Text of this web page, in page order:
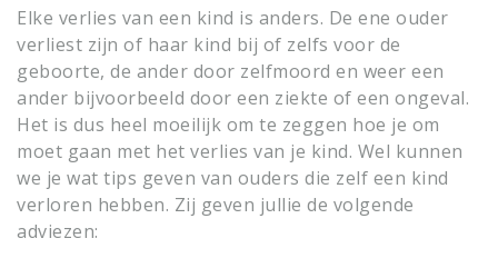
Elke verlies van een kind is anders. De ene ouder
verliest zijn of haar kind bij of zelfs voor de
geboorte, de ander door zelfmoord en weer een
ander bijvoorbeeld door een ziekte of een ongeval.
Het is dus heel moeilijk om te zeggen hoe je om
moet gaan met het verlies van je kind. Wel kunnen
we je wat tips geven van ouders die zelf een kind
verloren hebben. Zij geven jullie de volgende
adviezen: